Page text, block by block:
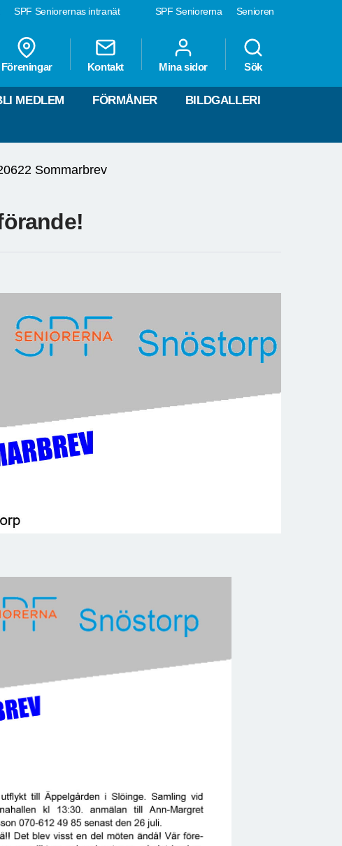
SPF Seniorerna Senioren
SPF Seniorernas intranät
Föreningar Kontakt Mina sidor Sök
MEDLEM FÖRMÅNER BILDGALLERI
Sommarbrev